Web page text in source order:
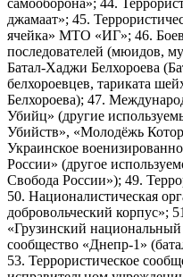
джамаат»; 45.
ячейка» МТО «ИГ»; 46.
последователей (мюидов,
Батал-Хаджи Белхороева
белхороевцев, тариката
Белхороева); 47.
Убийц» (другие
Убийств», «Молодёжь
Украинское
России» (другое
Свобода России»); 49.
50. Националистическая
добровольческий корпус»;
«Грузинский
сообщество «Днепр-1»
53. Террористическое